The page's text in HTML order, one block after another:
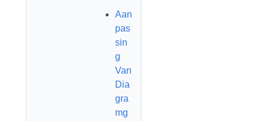
Aan
pas
sin
g
Van
Dia
gra
mg